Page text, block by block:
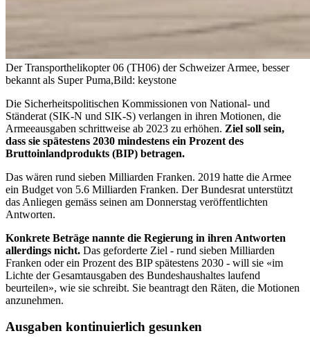
Der Transporthelikopter 06 (TH06) der Schweizer Armee, besser
bekannt als Super Puma,Bild: keystone
Die Sicherheitspolitischen Kommissionen von National- und
Ständerat (SIK-N und SIK-S) verlangen in ihren Motionen, die
Armeeausgaben schrittweise ab 2023 zu erhöhen. Ziel soll sein,
dass sie spätestens 2030 mindestens ein Prozent des
Bruttoinlandprodukts (BIP) betragen.
Das wären rund sieben Milliarden Franken. 2019 hatte die Armee
ein Budget von 5.6 Milliarden Franken. Der Bundesrat unterstützt
das Anliegen gemäss seinen am Donnerstag veröffentlichten
Antworten.
Konkrete Beträge nannte die Regierung in ihren Antworten
allerdings nicht. Das geforderte Ziel - rund sieben Milliarden
Franken oder ein Prozent des BIP spätestens 2030 - will sie «im
Lichte der Gesamtausgaben des Bundeshaushaltes laufend
beurteilen», wie sie schreibt. Sie beantragt den Räten, die Motionen
anzunehmen.
Ausgaben kontinuierlich gesunken